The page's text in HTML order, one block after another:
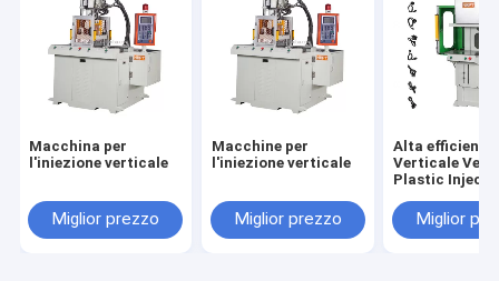
Macchina per
l'iniezione verticale
Miglior prezzo
Macchine per
l'iniezione verticale
Miglior prezzo
Alta efficienza
Verticale
Plastic
Miglior